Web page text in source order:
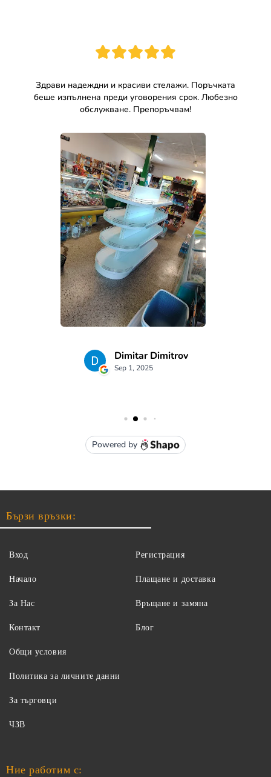
Бързи връзки:
Вход
Начало
За Нас
Контакт
Регистрация
Плащане и доставка
Връщане и замяна
Блог
Общи условия
Политика за личните данни
За търговци
ЧЗВ
Ние работим с: